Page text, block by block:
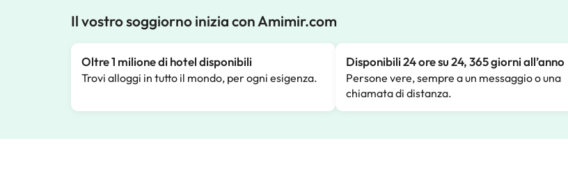
Il vostro soggiorno inizia con Amimir.com
Oltre 1 milione di hotel disponibili
Trovi alloggi in tutto il mondo, per ogni esigenza.
Disponibili 24 ore su 24, 365 giorni all’anno
Persone vere, sempre a un messaggio o una
chiamata di distanza.